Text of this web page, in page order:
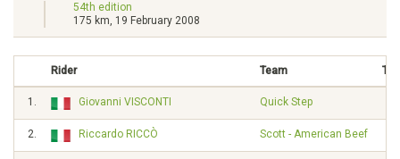
54th edition
175 km, 19 February 2008
Rider Team
1. Giovanni VISCONTI Quick Step
2. Riccardo RICCÒ Scott - American Beef